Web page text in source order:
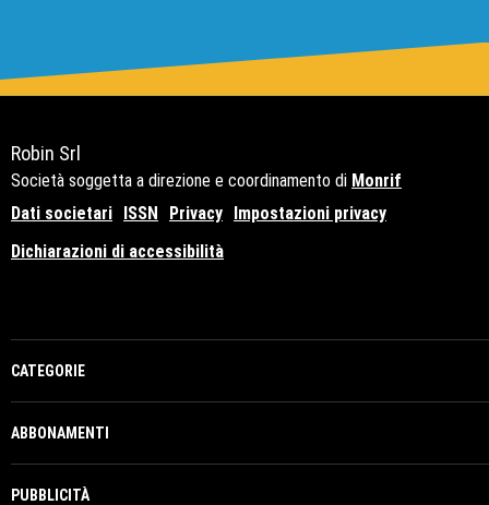
Robin Srl
Società soggetta a direzione e coordinamento di Monrif
Dati societari ISSN Privacy Impostazioni privacy
Dichiarazioni di accessibilità
CATEGORIE
ABBONAMENTI
PUBBLICITÀ